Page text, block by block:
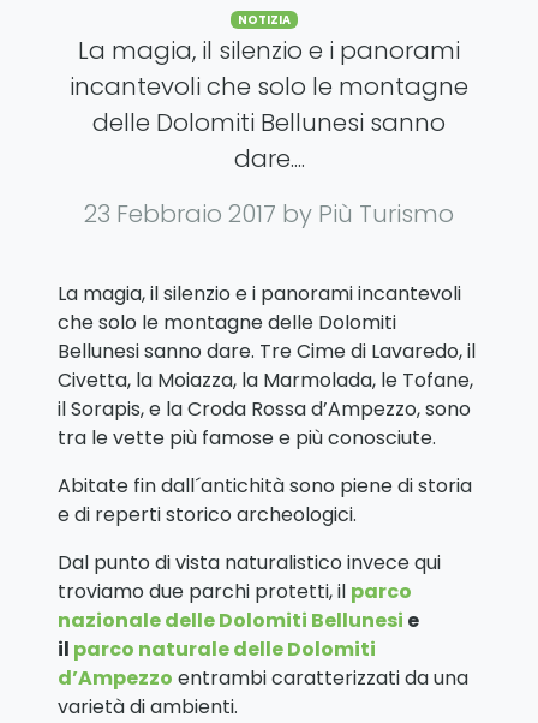
Categories
NOTIZIA
La magia, il silenzio e i panorami
incantevoli che solo le montagne
delle Dolomiti Bellunesi sanno
dare....
23 Febbraio 2017 by Più Turismo
La magia, il silenzio e i panorami incantevoli
che solo le montagne delle Dolomiti
Bellunesi sanno dare. Tre Cime di Lavaredo, il
Civetta, la Moiazza, la Marmolada, le Tofane,
il Sorapis, e la Croda Rossa d’Ampezzo, sono
tra le vette più famose e più conosciute.
Abitate fin dall´antichità sono piene di storia
e di reperti storico archeologici.
Dal punto di vista naturalistico invece qui
troviamo due parchi protetti, il parco
nazionale delle Dolomiti Bellunesi e
il parco naturale delle Dolomiti
d’Ampezzo entrambi caratterizzati da una
varietà di ambienti.